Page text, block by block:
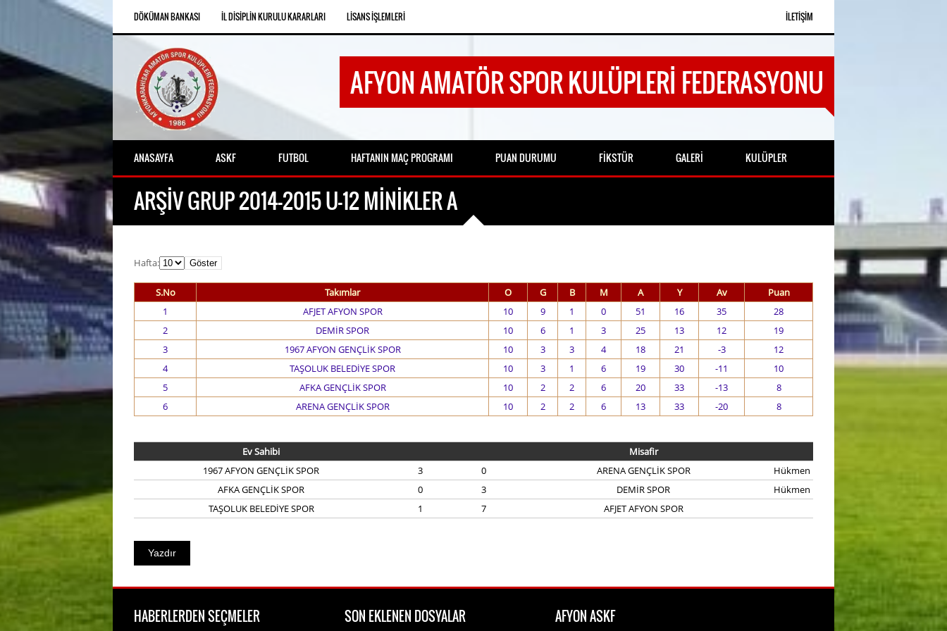
DÖKÜMAN BANKASI İL DISIPLIN KURULU KARARLARI LISANS İŞLEMLERI İLETIŞIM
AFYON AMATÖR SPOR KULÜPLERI FEDERASYONU
ANASAYFA ASKF FUTBOL HAFTANIN MAÇ PROGRAMI PUAN DURUMU FIKSTÜR GALERI KULÜPLER
ARŞIV GRUP 2014-2015 U-12 MİNİKLER A
Hafta:
S.No Takımlar O G B M A Y Av
Puan
1
AFJET AFYON SPOR 10 9 1 0 51 16 35
28
2
DEMİR SPOR 10 6 1 3 25 13 12
19
3
1967 AFYON GENÇLİK SPOR 10 3 3 4 18 21 -3
12
4
TAŞOLUK BELEDİYE SPOR 10 3 1 6 19 30 -11
10
5
AFKA GENÇLİK SPOR 10 2 2 6 20 33 -13
8
6
ARENA GENÇLİK SPOR 10 2 2 6 13 33 -20 8
Ev Sahibi
Misafir
1967 AFYON GENÇLİK SPOR
3 0 ARENA GENÇLİK SPOR
Hükmen
AFKA GENÇLİK SPOR
0 3 DEMİR SPOR
Hükmen
TAŞOLUK BELEDİYE SPOR
1 7 AFJET AFYON SPOR
HABERLERDEN SEÇMELER SON EKLENEN DOSYALAR AFYON ASKF